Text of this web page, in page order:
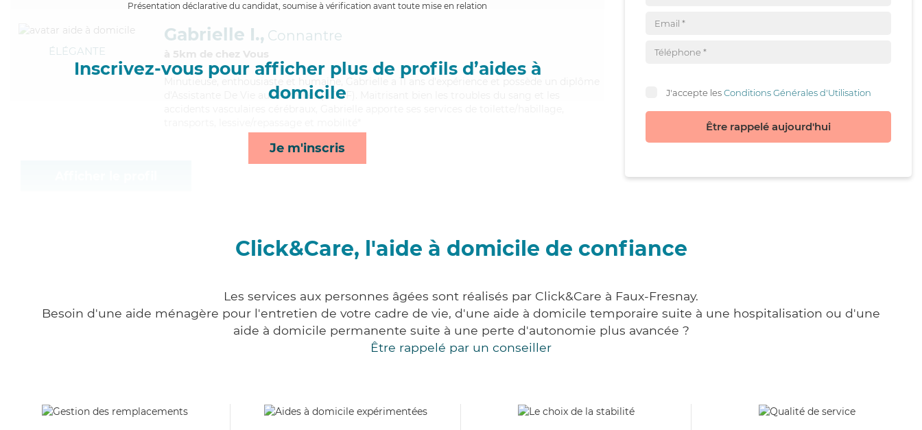
Présentation déclarative du candidat, soumise à vérification avant toute mise en relation
Inscrivez-vous pour afficher plus de profils d’aides à
domicile
Je m'inscris
ÉLÉGANTE
Gabrielle I., Connantre
à 5km de chez Vous
Minutieuse
, enthousiaste et humaine, Gabrielle a 11 ans d'expérience et possède un diplôme
d'Assistante De Vie aux Familles (ADVF). Maitrisant bien les troubles du sang et les
J'accepte lesConditions Générales d'Utilisation
Être rappelé aujourd'hui
Click&Care, l'aide à domicile de confiance
Les services aux personnes âgées sont réalisés par Click&Care à Faux-Fresnay.
Besoin d'une aide ménagère pour l'entretien de votre cadre de vie, d'une aide à domicile temporaire suite à une hospitalisation ou d'une
aide à domicile permanente suite à une perte d'autonomie plus avancée ?
Être rappelé par un conseiller